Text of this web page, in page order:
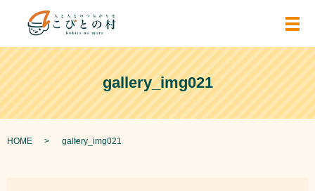
メ
gallery_img021
HOME gallery_img021